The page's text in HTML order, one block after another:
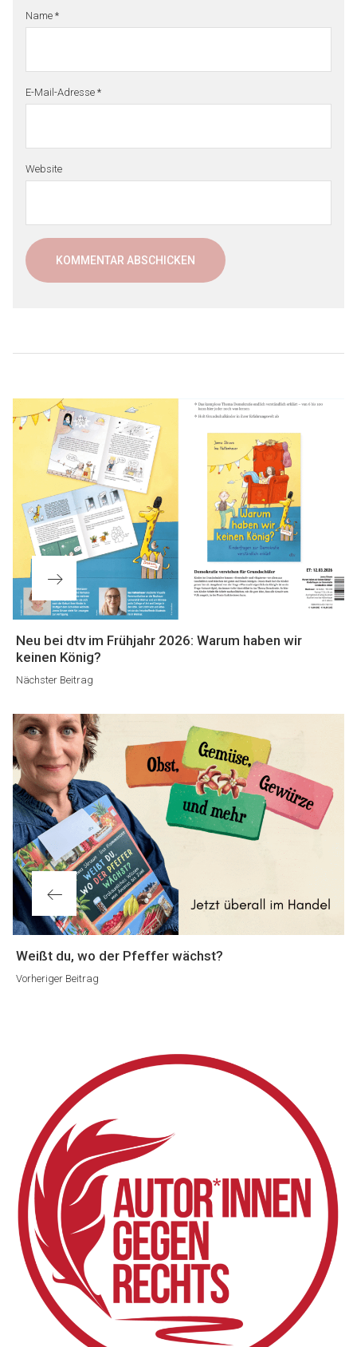
Name *
E-Mail-Adresse *
Website
Beitragsnavigation
Nächster
Beitrag
Neu bei dtv im Frühjahr 2026: Warum haben wir
keinen König?
Nächster Beitrag
Vorheriger
Beitrag
Weißt du, wo der Pfeffer wächst?
Vorheriger Beitrag